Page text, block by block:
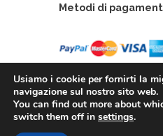
Metodi di
Ottica Tomarchio di
Usiamo i cookie per fornirti la
navigazione sul nostro sito web.
You can find out more about
switch them off in settings.